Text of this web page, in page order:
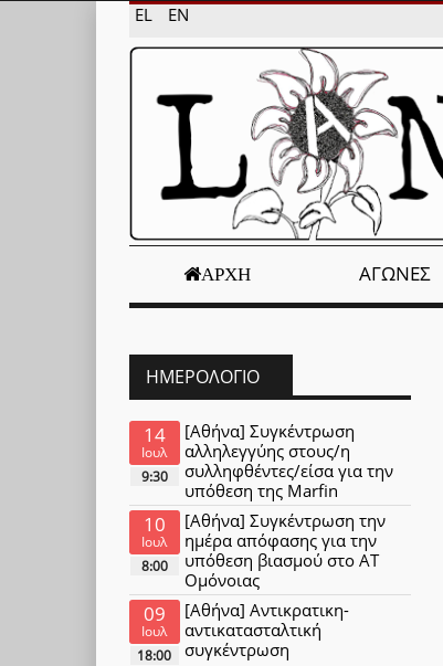
EL EN
ΑΡΧΉ ΑΓΏΝΕΣ
ΗΜΕΡΟΛΌΓΙΟ
14
Ιουλ
9:30
[Αθήνα] Συγκέντρωση
αλληλεγγύης στους/η
συλληφθέντες/είσα για την
υπόθεση της Marfin
10
Ιουλ
8:00
[Αθήνα] Συγκέντρωση την
ημέρα απόφασης για την
υπόθεση βιασμού στο ΑΤ
Ομόνοιας
09
Ιουλ
18:00
[Αθήνα] Αντικρατικη-
αντικατασταλτική
συγκέντρωση